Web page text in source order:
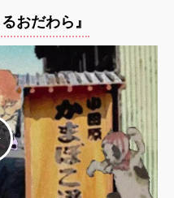
おだわら』